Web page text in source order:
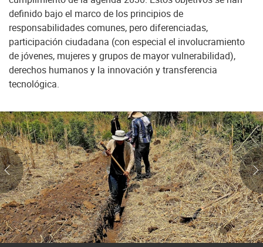
definido bajo el marco de los principios de
responsabilidades comunes, pero diferenciadas,
participación ciudadana (con especial el involucramiento
de jóvenes, mujeres y grupos de mayor vulnerabilidad),
derechos humanos y la innovación y transferencia
tecnológica.